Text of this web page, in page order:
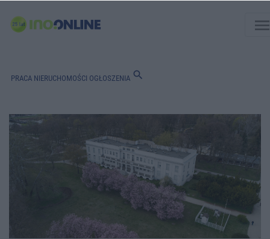
PRACA NIERUCHOMOŚCI OGŁOSZENIA search